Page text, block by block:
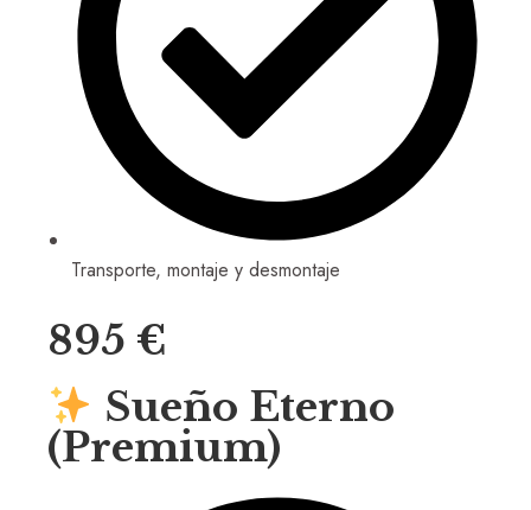
Transporte, montaje y desmontaje
895 €
Sueño Eterno
(Premium)